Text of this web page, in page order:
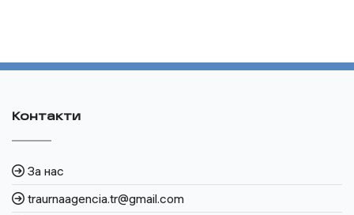
Контакти
За нас
traurnaagencia.tr@gmail.com